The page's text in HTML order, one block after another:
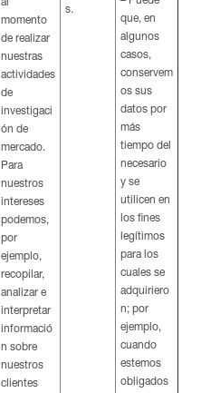
al
momento
de realizar
nuestras
actividades
de
investigaci
ón de
mercado.
Para
nuestros
intereses
podemos,
por
ejemplo,
recopilar,
analizar e
interpretar
informació
n sobre
nuestros
clientes
s.
que, en
algunos
casos,
conservem
os sus
datos por
más
tiempo del
necesario
y se
utilicen en
los fines
legítimos
para los
cuales se
adquiriero
n; por
ejemplo,
cuando
estemos
obligados